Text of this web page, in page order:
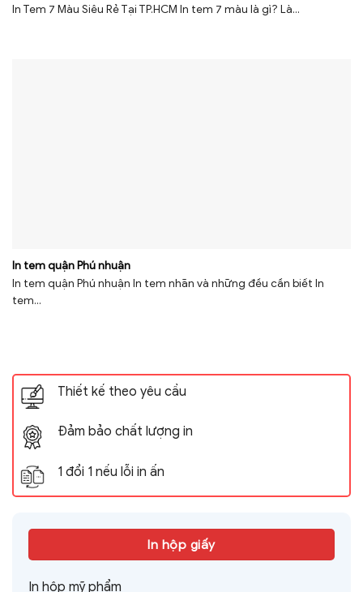
In Tem 7 Màu Siêu Rẻ Tại TP.HCM In tem 7 màu là gì? Là...
In tem quận Phú nhuận
In tem quận Phú nhuận In tem nhãn và những đều cần biết In
tem...
Thiết kế theo yêu cầu
Đảm bảo chất lượng in
1 đổi 1 nếu lỗi in ấn
In hộp giấy
In hộp mỹ phẩm